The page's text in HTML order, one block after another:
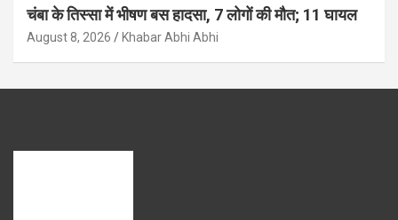
चंबा के तिस्सा में भीषण बस हादसा, 7 लोगों की मौत; 11 घायल
August 8, 2026 Khabar Abhi Abhi